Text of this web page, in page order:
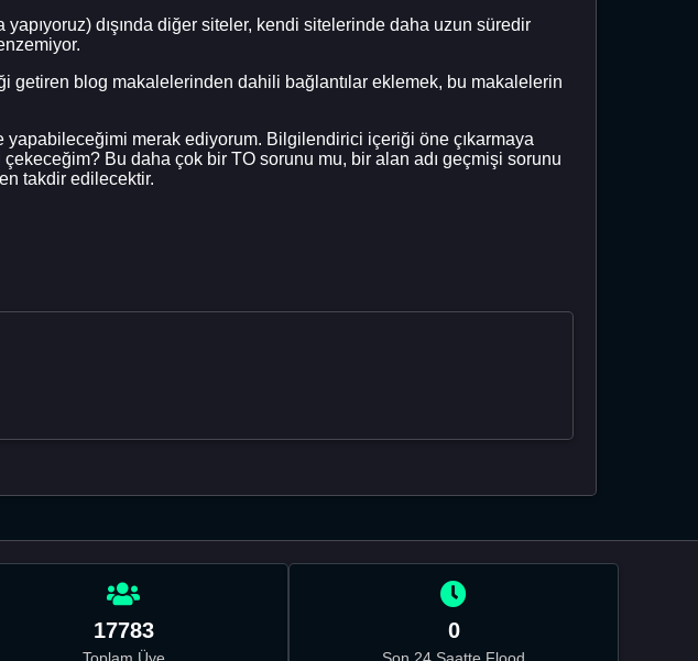
dışında diğer siteler, kendi sitelerinde daha uzun süredir
getiren blog makalelerinden dahili bağlantılar eklemek, bu makalelerin
merak ediyorum. Bilgilendirici içeriği öne çıkarmaya
Bu daha çok bir TO sorunu mu, bir alan adı geçmişi sorunu
takdir edilecektir.
17783
Toplam Üye
0
Son 24 Saatte Flood